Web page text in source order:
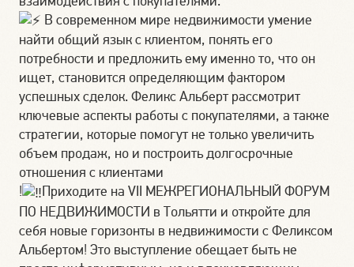
В современном мире недвижимости умение
найти общий язык с клиентом, понять его
потребности и предложить ему именно то, что он
ищет, становится определяющим фактором
успешных сделок. Феликс Альберт рассмотрит
ключевые аспекты работы с покупателями, а также
стратегии, которые помогут не только увеличить
объем продаж, но и построить долгосрочные
отношения с клиентами
!
Приходите на VII МЕЖРЕГИОНАЛЬНЫЙ ФОРУМ
ПО НЕДВИЖИМОСТИ в Тольятти и откройте для
себя новые горизонты в недвижимости с Феликсом
Альбертом! Это выступление обещает быть не